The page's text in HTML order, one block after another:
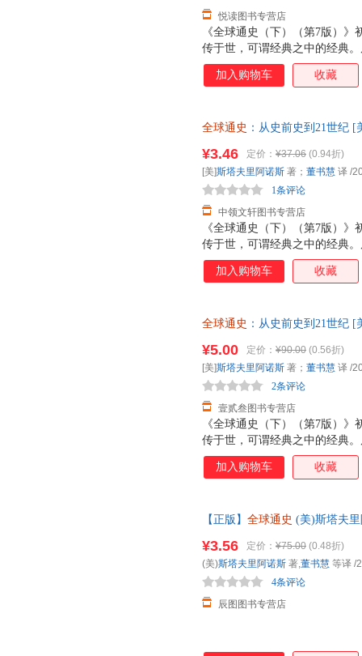
《全球通史（下）（第7版）
传于世，可谓经典之中的经典
在保留原文精华的基础上，又
体系上更加完善。尤其值得一
全于内容重新进行世界史写的
名。
悦读图书专营店
加入购物车 收藏
全球通史 ：从史前史到21世纪
《全球通史（下）（第7版）
传于世，可谓经典之中的经典
在保留原文精华的基础上，又
体系上更加完善。尤其值得一
全于内容重新进行世界史写的
名。
¥3.46 定价： ¥37.06 (0.94折)
中领文轩图书专营店
1条评论
[美]斯塔夫里阿诺斯 著； 董书慧 译 /
加入购物车 收藏
全球通史 ：从史前史到21世纪
本而非一套，电子发票！
《全球通史（下）（第7版）
传于世，可谓经典之中的经典
在保留原文精华的基础上，又
体系上更加完善。尤其值得一
全于内容重新进行世界史写的
名。
¥5.00 定价： ¥90.00 (0.56折)
壹贰叁图书专营店
2条评论
[美]斯塔夫里阿诺斯 著； 董书慧 译 /
加入购物车 收藏
【正版】 全球通史 (美)斯塔夫
¥3.56 定价： ¥75.00 (0.48折)
辰图图书专营店
4条评论
(美)斯塔夫里阿诺斯 著,董书慧 等译 /